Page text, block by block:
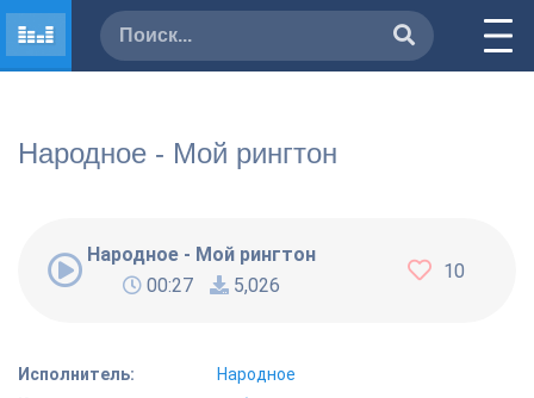
Народное - Мой рингтон
Народное - Мой рингтон
00:27
5,026
10
Исполнитель:
Народное